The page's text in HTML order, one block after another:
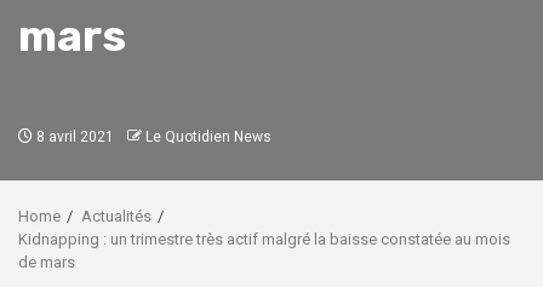
mars
8 avril 2021 Le Quotidien News
Home
Actualités
Kidnapping : un trimestre très actif malgré la baisse constatée au mois
de mars